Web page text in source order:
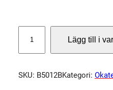
l
ä
Lägg till i
SKU: B5012BKategori: